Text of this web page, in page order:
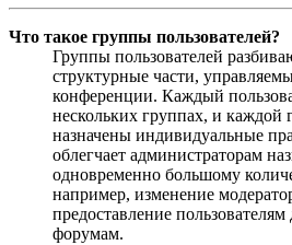
Что такое группы пользователей?
Группы пользователей
структурные части,
конференции. Каждый
нескольких группах, и каждой
назначены индивидуальные
облегчает администраторам
одновременно большому
например, изменение
предоставление
форумам.